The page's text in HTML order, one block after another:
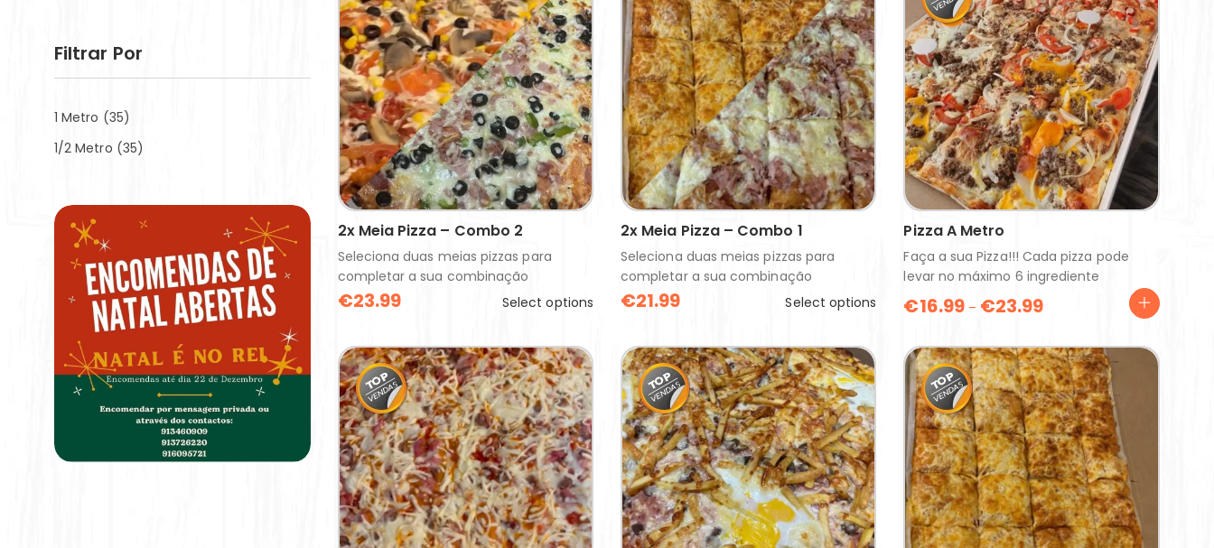
Filtrar Por
1 Metro (35)
1/2 Metro (35)
2x Meia Pizza – Combo 2
Seleciona duas meias pizzas para
completar a sua combinação
€23.99 Select options
2x Meia Pizza – Combo 1
Seleciona duas meias pizzas para
completar a sua combinação
€21.99 Select options
Pizza A Metro
Faça a sua Pizza!!! Cada pizza pode
levar no máximo 6 ingrediente
€16.99 – €23.99